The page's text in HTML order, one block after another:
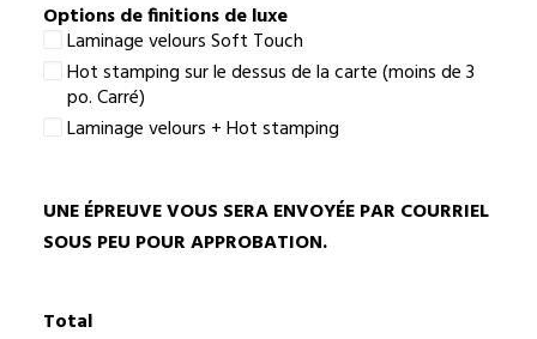
Options de finitions de luxe
Laminage velours Soft Touch
Hot stamping sur le dessus de la carte (moins de 3
po. Carré)
Laminage velours + Hot stamping
UNE ÉPREUVE VOUS SERA ENVOYÉE PAR COURRIEL
SOUS PEU POUR APPROBATION.
Total